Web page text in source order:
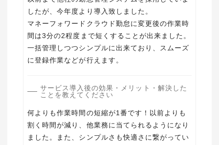
したが、今年度より導入致しました。
マネーフォワードクラウド勤怠に変更後の作業時
間は3分の2程度まで短くすることが出来ました。
一括管理しつつシンプルに出来ており、スムーズ
に登録作業などが行えます。
サービス導入後の効果・メリット・解決した
ことを教えてください
何よりも作業時間の短縮が1番です！以前よりも
割く時間が減り、他業務に当てられるようになり
ました。また、シンプルさも快適さに繋がってい